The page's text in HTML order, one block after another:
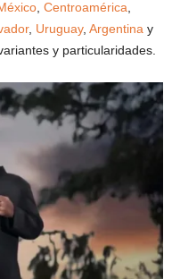
Centroamérica
, Uruguay, Argentina y
y particularidades.